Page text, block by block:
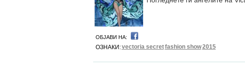
ОБЈАВИ НА:
ОЗНАКИ:vectoria secretfashion show2015